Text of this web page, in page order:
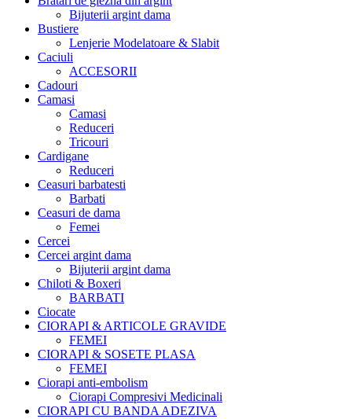
Bijuterii argint dama
Bustiere
Lenjerie Modelatoare & Slabit
Caciuli
ACCESORII
Cadouri
Camasi
Camasi
Reduceri
Tricouri
Cardigane
Reduceri
Ceasuri barbatesti
Barbati
Ceasuri de dama
Femei
Cercei
Cercei argint dama
Bijuterii argint dama
Chiloti & Boxeri
BARBATI
Ciocate
CIORAPI & ARTICOLE GRAVIDE
FEMEI
CIORAPI & SOSETE PLASA
FEMEI
Ciorapi anti-embolism
Ciorapi Compresivi Medicinali
CIORAPI CU BANDA ADEZIVA